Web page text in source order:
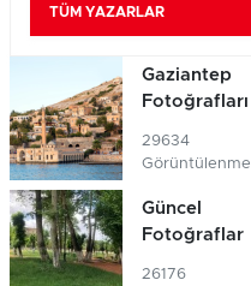
TÜM YAZARLAR
Gaziantep
Fotoğrafları
29634
Görüntülenme
Güncel
Fotoğraflar
26176